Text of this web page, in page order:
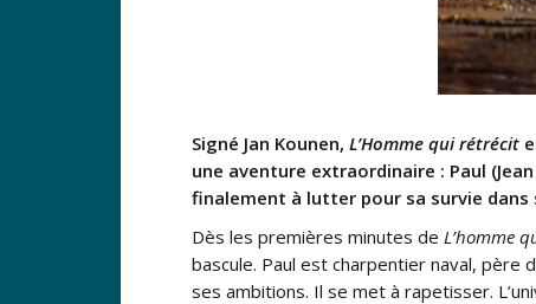
Signé Jan Kounen, L’Homme qui rétrécit
une aventure extraordinaire : Paul
finalement à lutter pour sa survie dans
Dès les premières minutes de L’homme
bascule. Paul est charpentier naval, père
ses ambitions. Il se met à rapetisser.